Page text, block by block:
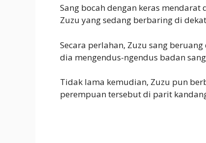
Sang bocah dengan keras
Zuzu yang sedang berbaring di
Secara perlahan, Zuzu sang
dia mengendus-ngendus badan
Tidak lama kemudian, Zuzu pun
perempuan tersebut di parit